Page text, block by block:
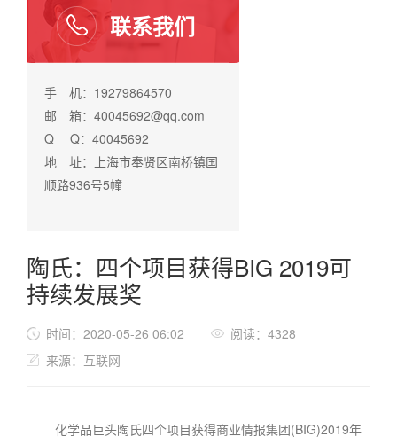
联系我们
手 机：19279864570
邮 箱：40045692@qq.com
Q Q：40045692
地 址：上海市奉贤区南桥镇国
顺路936号5幢
陶氏：四个项目获得BIG 2019可
持续发展奖
时间：2020-05-26 06:02
阅读：4328
来源：互联网
化学品巨头陶氏四个项目获得商业情报集团(BIG)2019年